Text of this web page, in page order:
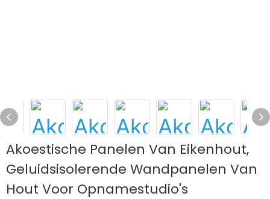
Akoestische Panelen Van Eikenhout,
Geluidsisolerende Wandpanelen Van
Hout Voor Opnamestudio's